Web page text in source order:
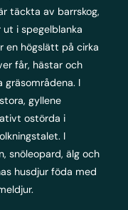
täckta av barrskog,
i spegelblanka
en högslätt på cirka
får, hästar och
I
gyllene
ostörda i
I
snöleopard, älg och
husdjur föda med